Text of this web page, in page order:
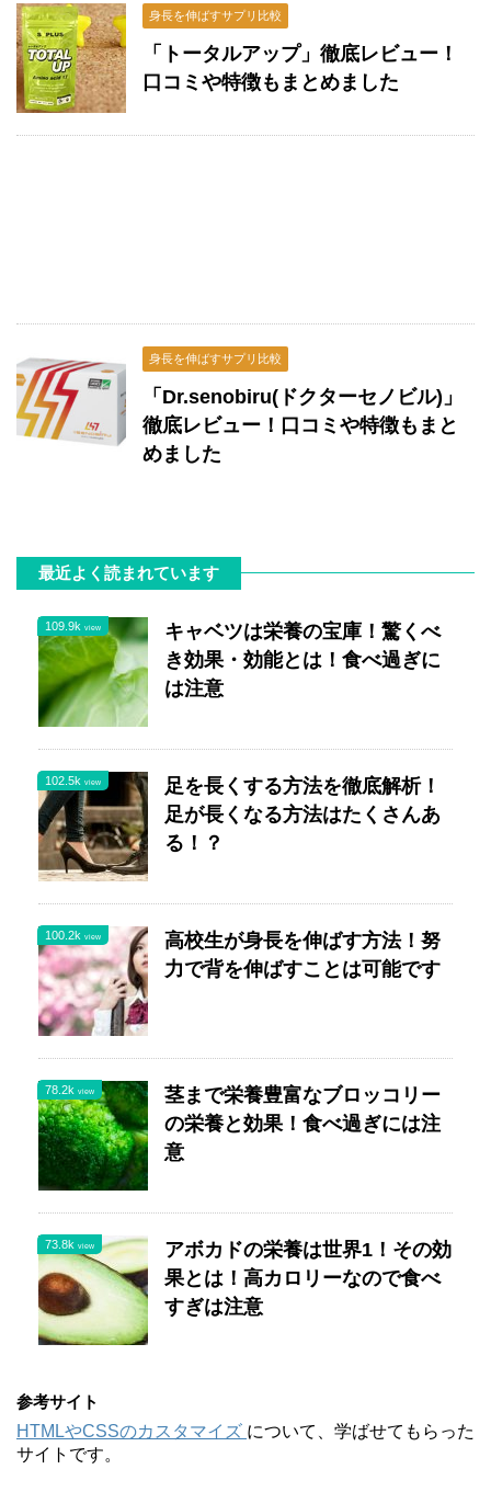
身長を伸ばすサプリ比較
「トータルアップ」徹底レビュー！
口コミや特徴もまとめました
身長を伸ばすサプリ比較
「Dr.senobiru(ドクターセノビル)」
徹底レビュー！口コミや特徴もまと
めました
最近よく読まれています
109.9k view
キャベツは栄養の宝庫！驚くべ
き効果・効能とは！食べ過ぎに
は注意
102.5k view
足を長くする方法を徹底解析！
足が長くなる方法はたくさんあ
る！？
100.2k view
高校生が身長を伸ばす方法！努
力で背を伸ばすことは可能です
78.2k view
茎まで栄養豊富なブロッコリー
の栄養と効果！食べ過ぎには注
意
73.8k view
アボカドの栄養は世界1！その効
果とは！高カロリーなので食べ
すぎは注意
参考サイト
HTMLやCSSのカスタマイズ について、学ばせてもらった
サイトです。